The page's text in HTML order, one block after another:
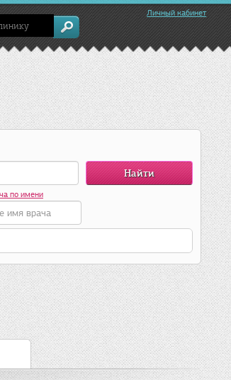
Личный кабинет
по имени